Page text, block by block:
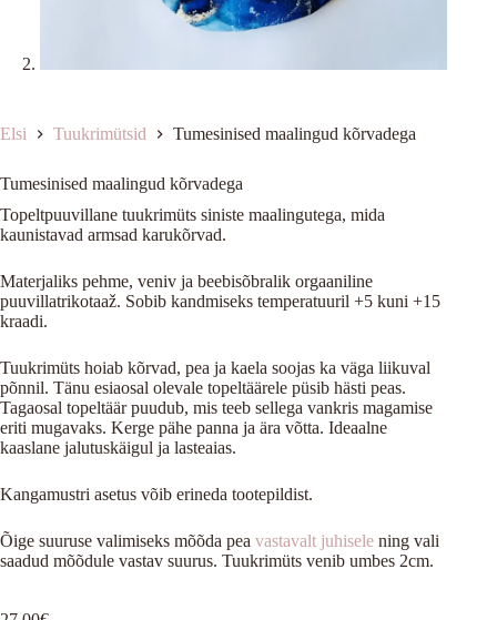
Elsi Tuukrimütsid Tumesinised maalingud kõrvadega
Tumesinised maalingud kõrvadega
Topeltpuuvillane tuukrimüts siniste maalingutega, mida
kaunistavad armsad karukõrvad.
Materjaliks pehme, veniv ja beebisõbralik orgaaniline
puuvillatrikotaaž. Sobib kandmiseks temperatuuril +5 kuni +15
kraadi.
Tuukrimüts hoiab kõrvad, pea ja kaela soojas ka väga liikuval
põnnil. Tänu esiaosal olevale topeltäärele püsib hästi peas.
Tagaosal topeltäär puudub, mis teeb sellega vankris magamise
eriti mugavaks. Kerge pähe panna ja ära võtta. Ideaalne
kaaslane jalutuskäigul ja lasteaias.
Kangamustri asetus võib erineda tootepildist.
Õige suuruse valimiseks mõõda pea vastavalt juhisele ning vali
saadud mõõdule vastav suurus. Tuukrimüts venib umbes 2cm.